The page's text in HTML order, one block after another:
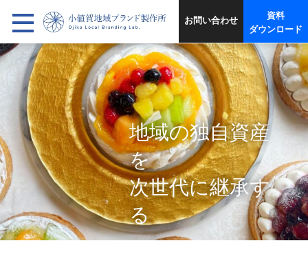
お問い合わせ
資料
ダウンロード
地域の独自資産
を
次世代に継承す
る